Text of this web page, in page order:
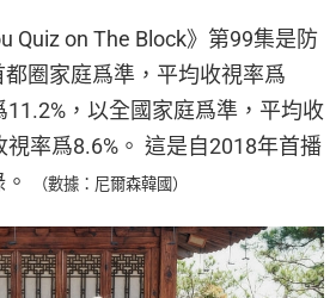
Quiz on The Block》第99集是防
圈家庭爲準，平均收視率爲
11.2%，以全國家庭爲準，平均收
率爲8.6%。 這是自2018年首播
（數據：尼爾森韓國）